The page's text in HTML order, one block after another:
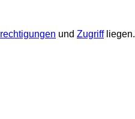
und Zugriff liegen.